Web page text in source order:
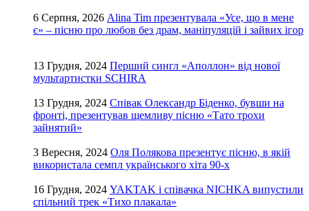
6 Серпня, 2026 Alina Tim презентувала «Усе, що в мене
є» – пісню про любов без драм, маніпуляцій і зайвих ігор
13 Грудня, 2024 Перший сингл «Аполлон» від нової
мультартистки SCHIRA
13 Грудня, 2024 Співак Олександр Біденко, бувши на
фронті, презентував щемливу пісню «Тато трохи
зайнятий»
3 Вересня, 2024 Оля Полякова презентує пісню, в якій
використала семпл українського хіта 90-х
16 Грудня, 2024 YAKTAK і співачка NICHKA випустили
спільний трек «Тихо плакала»